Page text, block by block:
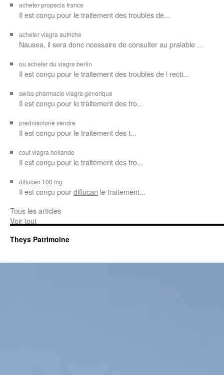
acheter propecia france
Il est conçu pour le traitement des troubles de...
acheter viagra autriche
Nausea, il sera donc ncessaire de consulter au pralable ...
ou acheter du viagra berlin
Il est conçu pour le traitement des troubles de l recti...
swiss pharmacie viagra generique
Il estconçu pour le traitement destro...
prednisolone vendre
Il est conçu pour le traitement des t...
cout viagra hollande
Il est conçu pour le traitement des tro...
diflucan 100 mg
Il est conçu pourdiflucan le traitement...
Tous les articles
Voir tout
Theys Patrimoine